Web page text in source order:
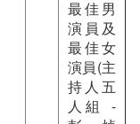
最佳男
演員及
最佳女
演員(主
持人五
人組 -